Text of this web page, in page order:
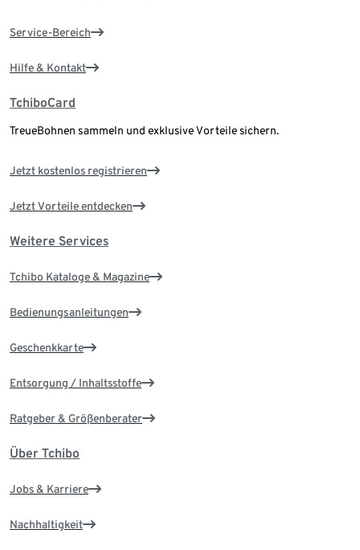
Service-Bereich
Hilfe & Kontakt
TchiboCard
TreueBohnen sammeln und exklusive Vorteile sichern.
Jetzt kostenlos registrieren
Jetzt Vorteile entdecken
Weitere Services
Tchibo Kataloge & Magazine
Bedienungsanleitungen
Geschenkkarte
Entsorgung / Inhaltsstoffe
Ratgeber & Größenberater
Über Tchibo
Jobs & Karriere
Nachhaltigkeit